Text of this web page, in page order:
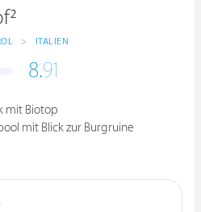
> ITALIEN
8.91
mit Biotop
mit Blick zur Burgruine